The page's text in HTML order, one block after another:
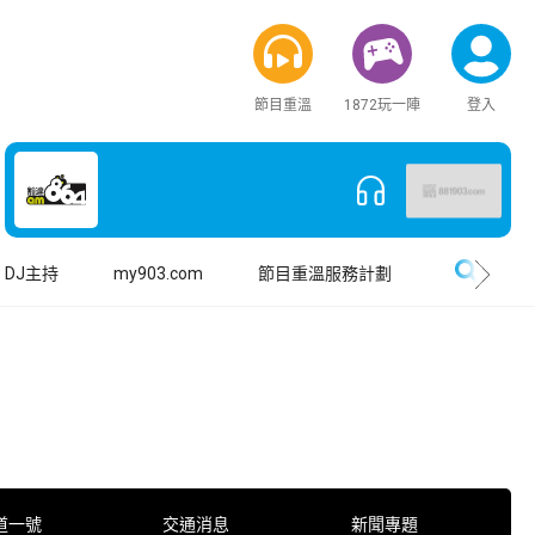
節目重溫 1872玩一陣 登入
DJ主持 my903.com 節目重溫服務計劃
一號 交通消息 新聞專題